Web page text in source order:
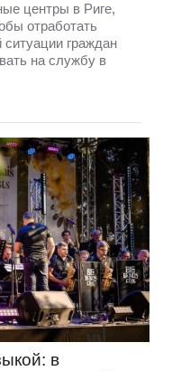
центры в Риге,
отработать
ситуации граждан
на службу в
в